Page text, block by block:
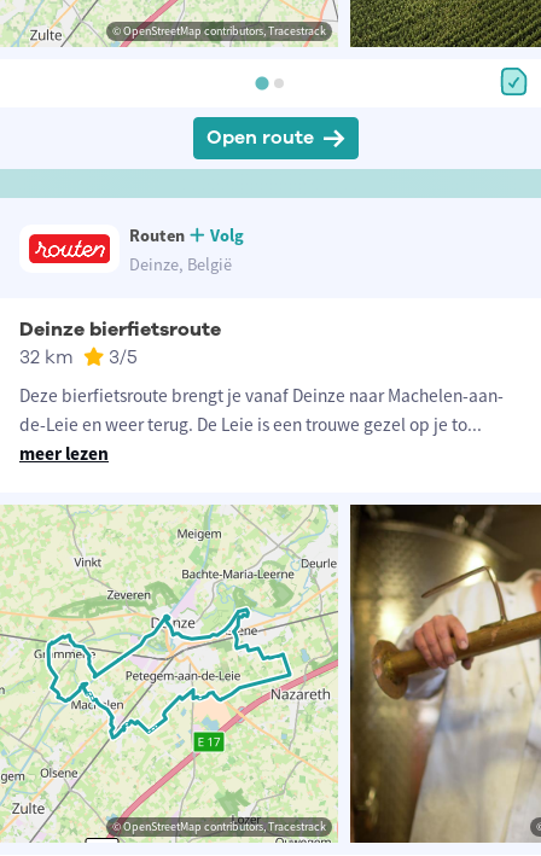
© OpenStreetMap contributors, Tracestrack
Open route
Routen
Volg
Deinze, België
Deinze bierfietsroute
32 km 3/5
Deze bierfietsroute brengt je vanaf Deinze naar Machelen-aan-
de-Leie en weer terug. De Leie is een trouwe gezel op je to...
meer lezen
© OpenStreetMap contributors, Tracestrack